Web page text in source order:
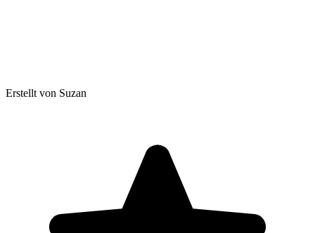
Erstellt von Suzan